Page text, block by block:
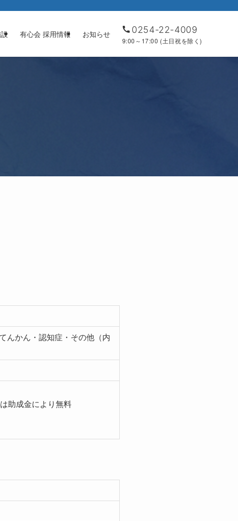
有心会 採用情報 お知らせ 0254-22-4009
9:00～17:00 (土日祝を除く)
んかん・認知症・その他（内
助成金により無料